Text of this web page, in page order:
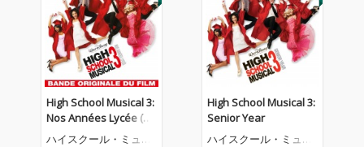
High School Musical 3:
Nos Années Lycée (Ba
nde Originale du Film)
ハイスクール・ミュー
High School Musical 3:
Senior Year
ハイスクール・ミュー